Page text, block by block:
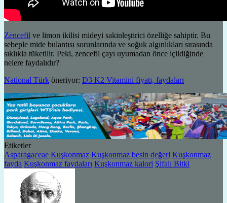
Zencefil ve limon ikilisi mideyi sakinleştirici özelliğe sahiptir. Bu
sebeple mide bulantısı sorunlarında ve soğuk algınlıkları sırasında
sıklıkla tüketilir. Peki, zencefil çayı uyumadan önce içildiğinde
nelere faydalıdır?
National Türk öneriyor: D3 K2 Vitamini fiyatı, faydaları
Etiketler
Asparagaceae Kuşkonmaz Kuşkonmaz besin değeri Kuşkonmaz
fayda Kuşkonmaz faydaları Kuşkonmaz kalori Şifalı Bitki